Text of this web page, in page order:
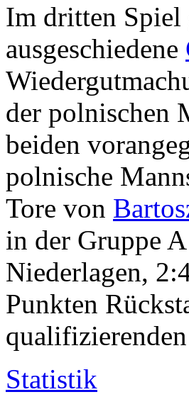
Im dritten Spiel
ausgeschiedene
der polnischen
beiden
polnische
Tore von
in der Gruppe
Niederlagen,
Punkten
Statistik